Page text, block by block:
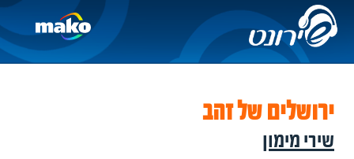
ירושלים של זהב
שירי מימון